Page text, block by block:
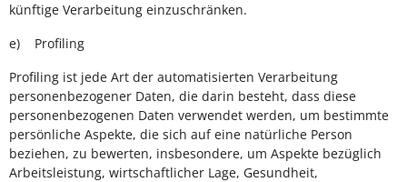
künftige Verarbeitung einzuschränken.
e) Profiling
Profiling ist jede Art der automatisierten Verarbeitung
personenbezogener Daten, die darin besteht, dass diese
personenbezogenen Daten verwendet werden, um bestimmte
persönliche Aspekte, die sich auf eine natürliche Person
beziehen, zu bewerten, insbesondere, um Aspekte bezüglich
Arbeitsleistung, wirtschaftlicher Lage, Gesundheit,